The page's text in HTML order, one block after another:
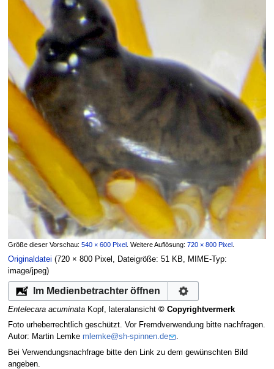
Größe dieser Vorschau: 540 × 600 Pixel Weitere Auflösung: 720 × 800 Pixel
Originaldatei (720 × 800 Pixel, Dateigröße: 51 KB, MIME-Typ:
image/jpeg)
Im Medienbetrachter öffnen
Entelecara acuminataKopf, lateralansicht © Copyrightvermerk
Foto urheberrechtlich geschützt. Vor Fremdverwendung bitte nachfragen.
Autor: Martin Lemke mlemke@sh-spinnen.de
.
Bei Verwendungsnachfrage bitte den Link zu dem gewünschten Bild
angeben.